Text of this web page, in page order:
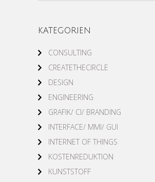
KATEGORIEN
CONSULTING
CREATETHECIRCLE
DESIGN
ENGINEERING
GRAFIK/ CI/ BRANDING
INTERFACE/ MMI/ GUI
INTERNET OF THINGS
KOSTENREDUKTION
KUNSTSTOFF